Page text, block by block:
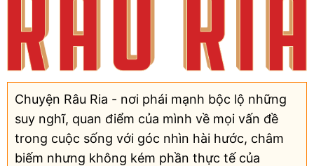
Chuyện Râu Ria - nơi phái mạnh bộc lộ những
suy nghĩ, quan điểm của mình về mọi vấn đề
trong cuộc sống với góc nhìn hài hước, châm
biếm nhưng không kém phần thực tế của